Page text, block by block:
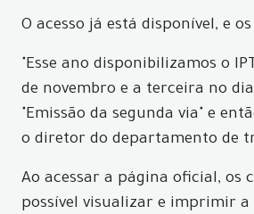
O acesso já está disponível, e
"Esse ano disponibilizamos o
de novembro e a terceira no
"Emissão da segunda via" e
o diretor do departamento de
Ao acessar a página oficial, os
possível visualizar e imprimir a